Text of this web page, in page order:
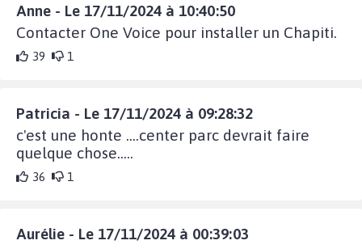
Anne - Le 17/11/2024 à 10:40:50
Contacter One Voice pour installer un Chapiti.
39 1
Patricia - Le 17/11/2024 à 09:28:32
c'est une honte ....center parc devrait faire
quelque chose.....
36 1
Aurélie - Le 17/11/2024 à 00:39:03